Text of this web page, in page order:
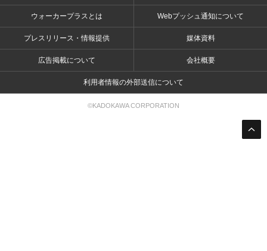
ウォーカープラスとは Webプッシュ通知について
プレスリリース・情報提供 媒体資料
広告掲載について 会社概要
利用者情報の外部送信について
©KADOKAWA CORPORATION